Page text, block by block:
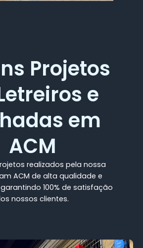
Projetos
e
em
ACM
realizados pela nossa
ACM de alta qualidade e
100% de satisfação
nossos clientes.